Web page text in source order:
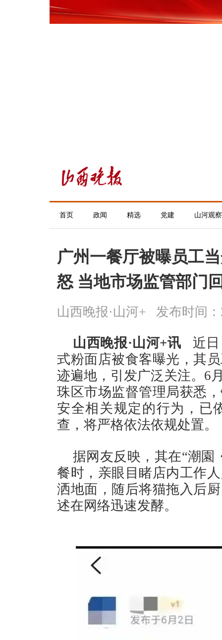
首页 政闻 精选 党建 山河观察
广州一餐厅被曝员工
怒 当地市场监管部门
山西晚报·山河+ 发布时间：
山西晚报·山河+讯
近
式粉面店被食客曝光，其
迹遍地，引发广泛关注。6
珠区市场监督管理局获悉
安全相关规定的行为，已
查，将严格依法依规处置。
据网友反映，其在“潮園
餐时，亲眼目睹店内工作
洒地面，随后将猫拖入后
述在网络迅速发酵。